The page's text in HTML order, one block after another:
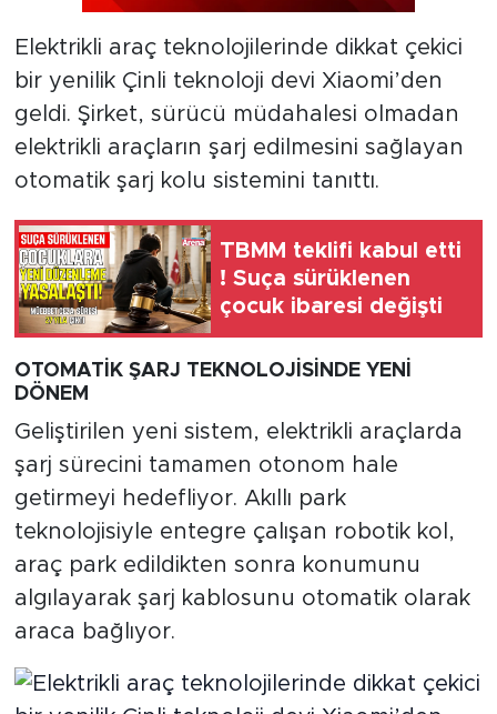
Elektrikli araç teknolojilerinde dikkat çekici
bir yenilik Çinli teknoloji devi Xiaomi’den
geldi. Şirket, sürücü müdahalesi olmadan
elektrikli araçların şarj edilmesini sağlayan
otomatik şarj kolu sistemini tanıttı.
TBMM teklifi kabul etti
! Suça sürüklenen
çocuk ibaresi değişti
OTOMATİK ŞARJ TEKNOLOJİSİNDE YENİ
DÖNEM
Geliştirilen yeni sistem, elektrikli araçlarda
şarj sürecini tamamen otonom hale
getirmeyi hedefliyor. Akıllı park
teknolojisiyle entegre çalışan robotik kol,
araç park edildikten sonra konumunu
algılayarak şarj kablosunu otomatik olarak
araca bağlıyor.